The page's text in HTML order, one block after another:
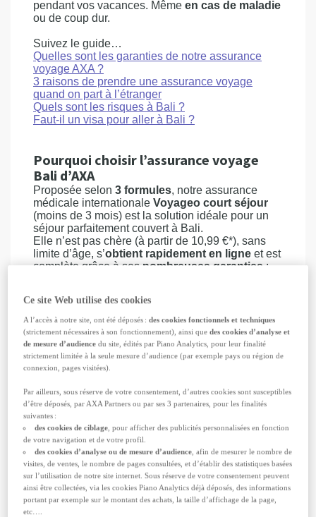
pendant vos vacances. Même en cas de maladie
ou de coup dur.
Suivez le guide…
Quelles sont les garanties de notre assurance
voyage AXA ?
3 raisons de prendre une assurance voyage
quand on part à l’étranger
Quels sont les risques à Bali ?
Faut-il un visa pour aller à Bali ?
Pourquoi choisir l’assurance voyage
Bali d’AXA
Proposée selon 3 formules, notre assurance
médicale internationale Voyageo court séjour
(moins de 3 mois) est la solution idéale pour un
séjour parfaitement couvert à Bali.
Elle n’est pas chère (à partir de 10,99 €*), sans
limite d’âge, s’obtient rapidement en ligne et est
complète grâce à ses nombreuses garanties :
l’étranger (formule 1 : 500.000 euros,
formule 2 : 700.000 euros et formule 3 : 1
million d’euros)
l’assurance rapatriement
latéléconsultation médicale24/7 : un
médecin généraliste francophone joignable
le retour anticipé : prise en charge d'un billet
retour si vous devez rentrer en urgence pour
l’assurance interruption de séjour :
remboursement des prestations achetées et
non consommées de votre séjour en cas de
rapatriement ou de retour anticipé
l’assistance perte/vol des papiers à
l'étranger + prise en charge des frais de
duplicata des papiers officiels perdus ou
Ce site Web utilise des cookies
A l’accès à notre site, ont été déposés :des cookies fonctionnels et techniques
(strictement nécessaires à son fonctionnement), ainsi quedes cookies d’analyse et
de mesure d’audience du site, édités par Piano Analytics, pour leur finalité
strictement limitée à la seule mesure d’audience (par exemple pays ou région de
connexion, pages visitées).
Par ailleurs, sous réserve de votre consentement, d’autres cookies sont susceptibles
d’être déposés, par AXA Partners ou par ses 3 partenaires, pour les finalités
suivantes :
des cookies de ciblage, pour afficher des publicités personnalisées en fonction
de votre navigation et de votre profil.
des cookies d’analyse ou de mesure d’audience, afin de mesurer le nombre de
visites, de ventes, le nombre de pages consultées, et d’établir des statistiques basées
sur l’utilisation de notre site internet. Sous réserve de votre consentement peuvent
ainsi être collectées, via les cookies Piano Analytics déjà déposés, des informations
portant par exemple sur le montant des achats, la taille d’affichage de la page,
etc….